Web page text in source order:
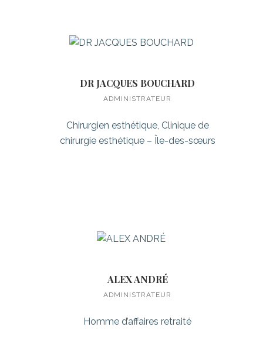
DR JACQUES BOUCHARD
ADMINISTRATEUR
Chirurgien esthétique, Clinique de
chirurgie esthétique – Île-des-sœurs
ALEX ANDRÉ
ADMINISTRATEUR
Homme d’affaires retraité